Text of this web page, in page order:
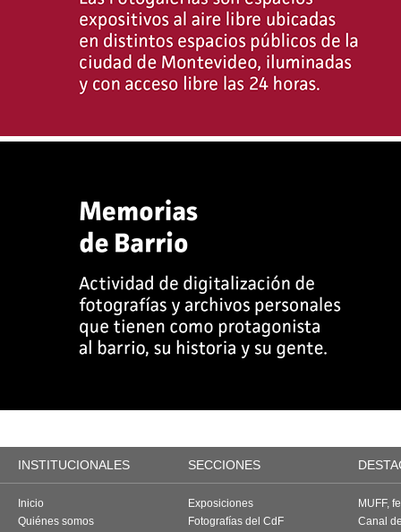
INSTITUCIONALES SECCIONES
Inicio
Quiénes somos
Exposiciones
Fotografías del CdF
MUFF,
Canal